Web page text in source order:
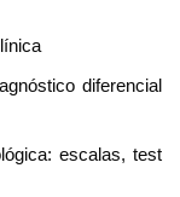
diferencial
escalas, test